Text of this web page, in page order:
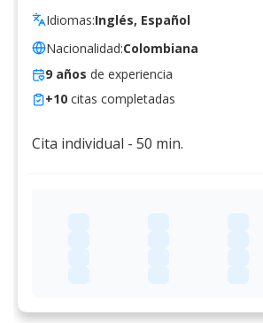
Idiomas:Inglés, Español
Nacionalidad:Colombiana
9 años de experiencia
+10 citas completadas
Cita individual - 50 min.